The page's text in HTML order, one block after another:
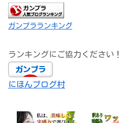
ガンプラランキング
ランキングにご協力ください！
にほんブログ村